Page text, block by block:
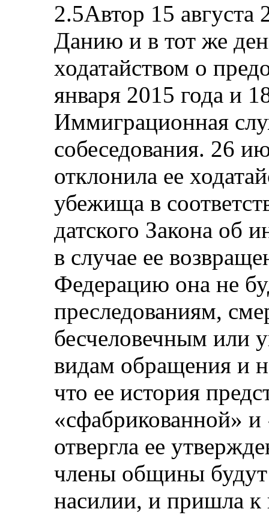
2.5Автор 15 августа
Данию и в тот же
ходатайством о
января 2015 года и
Иммиграционная
собеседования. 26
отклонила ее
убежища в
датского Закона об
в случае ее
Федерацию она не
преследованиям,
бесчеловечным или
видам обращения и
что ее история
«сфабрикованной»
отвергла ее
члены общины будут
насилии, и пришла к